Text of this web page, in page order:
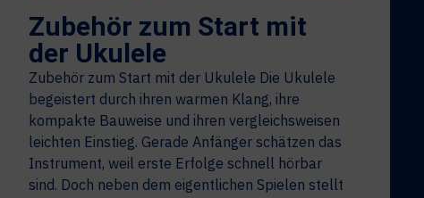
Zubehör zum Start mit
der Ukulele
Zubehör zum Start mit der Ukulele Die Ukulele
begeistert durch ihren warmen Klang, ihre
kompakte Bauweise und ihren vergleichsweisen
leichten Einstieg. Gerade Anfänger schätzen das
Instrument, weil erste Erfolge schnell hörbar
sind. Doch neben dem eigentlichen Spielen stellt